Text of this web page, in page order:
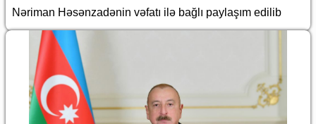
Nəriman Həsənzadənin vəfatı ilə bağlı paylaşım edilib